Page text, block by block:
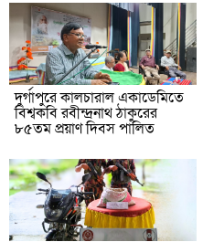
দুর্গাপুরে কালচারাল একাডেমিতে
বিশ্বকবি রবীন্দ্রনাথ ঠাকুরের
৮৫তম প্রয়াণ দিবস পালিত